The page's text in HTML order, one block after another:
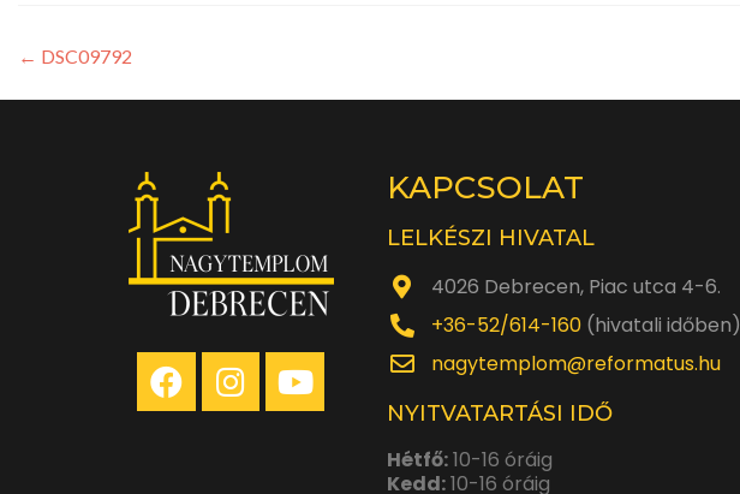
← DSC09792
KAPCSOLAT
LELKÉSZI HIVATAL
4026 Debrecen, Piac utca 4-6.
+36-52/614-160 (hivatali időben)
nagytemplom@reformatus.hu
NYITVATARTÁSI IDŐ
Hétfő:10-16 óráig
Kedd:10-16 óráig